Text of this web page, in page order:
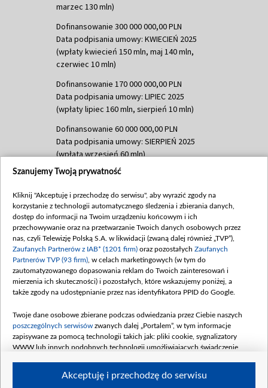
marzec 130 mln)
Dofinansowanie 300 000 000,00 PLN
Data podpisania umowy: KWIECIEŃ 2025
(wpłaty kwiecień 150 mln, maj 140 mln,
czerwiec 10 mln)
Dofinansowanie 170 000 000,00 PLN
Data podpisania umowy: LIPIEC 2025
(wpłaty lipiec 160 mln, sierpień 10 mln)
Dofinansowanie 60 000 000,00 PLN
Data podpisania umowy: SIERPIEŃ 2025
(wpłata wrzesień 60 mln)
Dofinansowanie 635 783 051,21 PLN
(wpłata wrzesień 100 mln, październik 350
mln, listopad 265 mln)
Dofinansowanie 48 862 000,00 PLN
Data podpisania umowy: GRUDZIEŃ 2025
(wpłata grudzień 60,548 mln)
Dofinansowanie 900 000 000,00 PLN
Data podpisania umowy: LUTY 2026 (wpłata
kwiecień 180 mln, 7 maja 180 mln, 8
czerwca 90 mln)
Dofinansowanie 250 000 000,00 PLN
4 sierpnia 250 mln
Szanujemy Twoją prywatność
Kliknij "Akceptuję i przechodzę do serwisu", aby wyrazić zgody na
korzystanie z technologii automatycznego śledzenia i zbierania danych,
dostęp do informacji na Twoim urządzeniu końcowym i ich
przechowywanie oraz na przetwarzanie Twoich danych osobowych przez
nas, czyli Telewizję Polską S.A. w likwidacji (zwaną dalej również „TVP”),
Zaufanych Partnerów z IAB* (1201 firm) oraz pozostałych Zaufanych
Partnerów TVP (93 firm) , w celach marketingowych (w tym do
zautomatyzowanego dopasowania reklam do Twoich zainteresowań i
mierzenia ich skuteczności) i pozostałych, które wskazujemy poniżej, a
także zgody na udostępnianie przez nas identyfikatora PPID do Google.
Twoje dane osobowe zbierane podczas odwiedzania przez Ciebie naszych
poszczególnych serwisów zwanych dalej „Portalem”, w tym informacje
zapisywane za pomocą technologii takich jak: pliki cookie, sygnalizatory
WWW lub innych podobnych technologii umożliwiających świadczenie
Akceptuję i przechodzę do serwisu